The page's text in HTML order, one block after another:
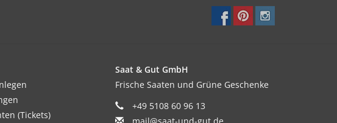
lockerer und feuchter Boden. Schwachzehrer. Übersteht
der Blüte ernten. Samen reifen sehr spät.
(Tickets)
Saat & Gut GmbH
Frische Saaten und Grüne Geschenke
+49 5108 60 96 13